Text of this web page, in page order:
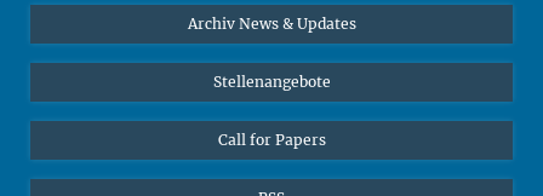
Interviews zum Thema "Diversity"
Archiv News & Updates
Stellenangebote
Call for Papers